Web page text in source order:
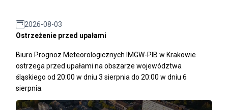
2026-08-03
Ostrzeżenie przed upałami
Biuro Prognoz Meteorologicznych IMGW-PIB w Krakowie
ostrzega przed upałami na obszarze województwa
śląskiego od 20:00 w dniu 3 sierpnia do 20:00 w dniu 6
sierpnia.